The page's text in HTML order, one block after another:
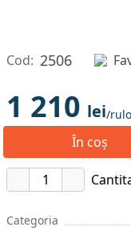
Cod: 2506
1 210 lei/
În coș
Categoria